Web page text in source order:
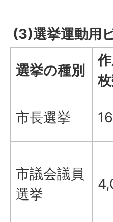
(3)選挙運動用
選挙の種別
市長選挙
市議会議員
選挙